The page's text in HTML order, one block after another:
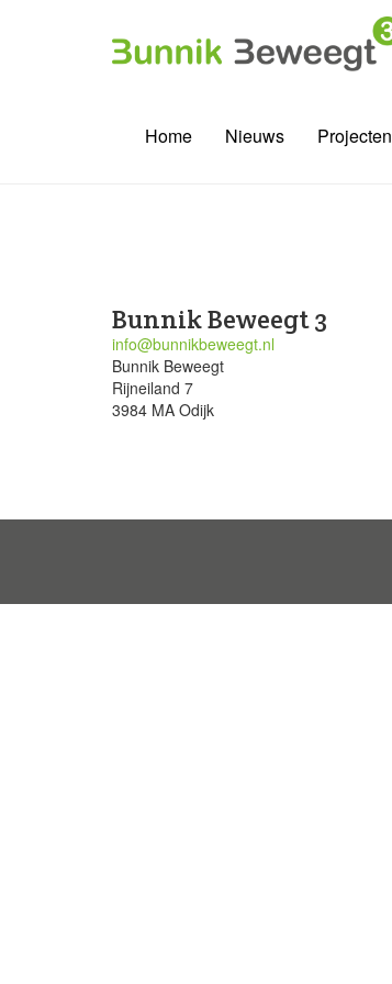
Home Nieuws Projecten
Bunnik Beweegt 3
info@bunnikbeweegt.nl
Bunnik Beweegt
Rijneiland 7
3984 MA Odijk